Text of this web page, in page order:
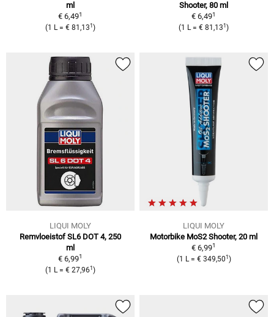
ml
€ 6,491
(1 L= € 81,131 )
Shooter, 80 ml
€ 6,491
(1 L= € 81,131 )
LIQUI MOLY
Remvloeistof SL6 DOT 4, 250
ml
€ 6,991
(1 L= € 27,961 )
LIQUI MOLY
Motorbike MoS2 Shooter, 20 ml
€ 6,991
(1 L= € 349,501 )